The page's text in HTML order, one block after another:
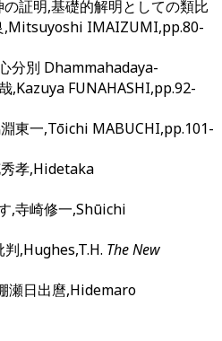
証明,基礎的解明としての類比
,Mitsuyoshi IMAIZUMI,pp.80-
分別 Dhammahadaya-
,Kazuya FUNAHASHI,pp.92-
東一,Tōichi MABUCHI,pp.101-
孝,Hidetaka
,寺崎修一,Shūichi
,Hughes,T.H. The New
瀬日出麿,Hidemaro